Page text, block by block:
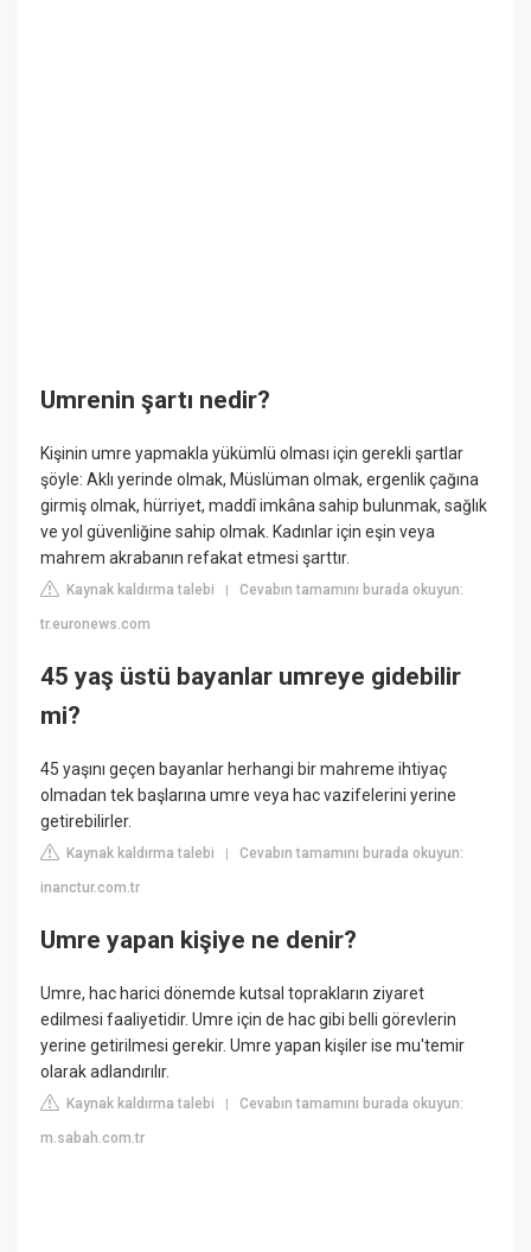
Umrenin şartı nedir?
Kişinin umre yapmakla yükümlü olması için gerekli şartlar
şöyle: Aklı yerinde olmak, Müslüman olmak, ergenlik çağına
girmiş olmak, hürriyet, maddî imkâna sahip bulunmak, sağlık
ve yol güvenliğine sahip olmak. Kadınlar için eşin veya
mahrem akrabanın refakat etmesi şarttır.
Kaynak kaldırma talebi |Cevabın tamamını burada okuyun:
tr.euronews.com
45 yaş üstü bayanlar umreye gidebilir
mi?
45 yaşını geçen bayanlar herhangi bir mahreme ihtiyaç
olmadan tek başlarına umre veya hac vazifelerini yerine
getirebilirler.
Kaynak kaldırma talebi |Cevabın tamamını burada okuyun:
inanctur.com.tr
Umre yapan kişiye ne denir?
Umre, hac harici dönemde kutsal toprakların ziyaret
edilmesi faaliyetidir. Umre için de hac gibi belli görevlerin
yerine getirilmesi gerekir. Umre yapan kişiler ise mu'temir
olarak adlandırılır.
Kaynak kaldırma talebi |Cevabın tamamını burada okuyun:
m.sabah.com.tr